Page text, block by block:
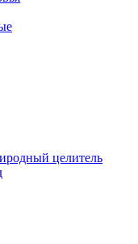
целитель